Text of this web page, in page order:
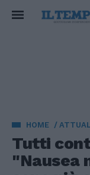
HOME
Tutti
"Nausea